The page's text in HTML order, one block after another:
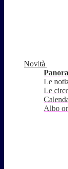
Novità
Le
Le
Albo